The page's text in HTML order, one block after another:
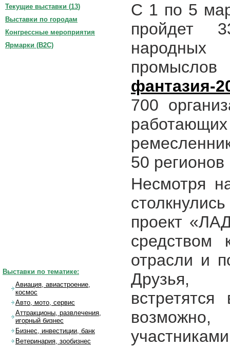
С 1 по 5
пройдет
фантазия-
700
50
Несмотря
проект
средством
отрасли и
Друзья,
Текущие выставки (13)
Выставки по городам
Конгрессные мероприятия
Ярмарки (B2C)
Выставки по тематике:
Авиация, авиастроение,
космос
Авто, мото, сервис
Аттракционы, развлечения,
игорный бизнес
Бизнес, инвестиции, банк
Ветеринария, зообизнес